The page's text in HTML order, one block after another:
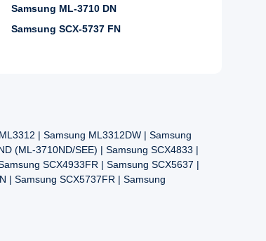
Samsung ML-3710 DN
Samsung SCX-5737 FN
| Samsung ML3312DW | Samsung
(ML-3710ND/SEE) | Samsung SCX4833 |
SCX4933FR | Samsung SCX5637 |
| Samsung SCX5737FR | Samsung